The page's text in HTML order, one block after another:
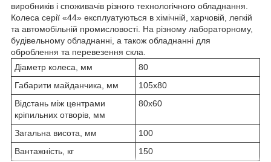
виробників і споживачів різного технологічного обладнання.
Колеса серії «44» експлуатуються в хімічній, харчовій, легкій
та автомобільній промисловості. На різному лабораторному,
будівельному обладнанні, а також обладнанні для
оброблення та перевезення скла.
Діаметр колеса, мм
80
Габарити майданчика, мм
105х80
Відстань між центрами
кріпильних отворів, мм
80х60
Загальна висота, мм
100
Вантажність, кг
150